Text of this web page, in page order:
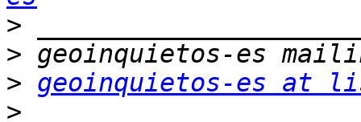
>
>
> geoinquietos-es at
>